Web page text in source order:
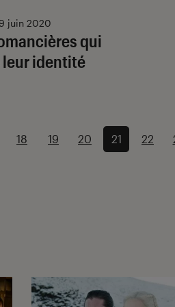
qui
leur identité
juin 2020
18 19 20 21 22